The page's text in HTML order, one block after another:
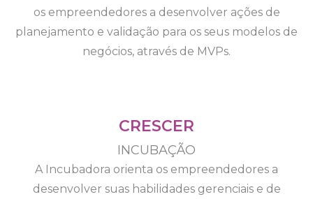
os empreendedores a desenvolver ações de
planejamento e validação para os seus modelos de
negócios, através de MVPs.
CRESCER
INCUBAÇÃO
A Incubadora orienta os empreendedores a
desenvolver suas habilidades gerenciais e de